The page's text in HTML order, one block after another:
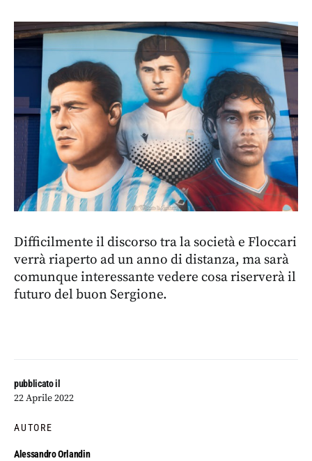
pubblicato il
22 Aprile 2022
AUTORE
Alessandro Orlandin
Difficilmente il discorso tra la società e Floccari
verrà riaperto ad un anno di distanza, ma sarà
comunque interessante vedere cosa riserverà il
futuro del buon Sergione.